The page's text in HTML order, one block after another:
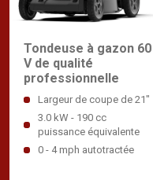
Tondeuse à gazon 60
V de qualité
professionnelle
Largeur de coupe de 21"
3.0 kW - 190 cc
puissance équivalente
0 - 4 mph autotractée